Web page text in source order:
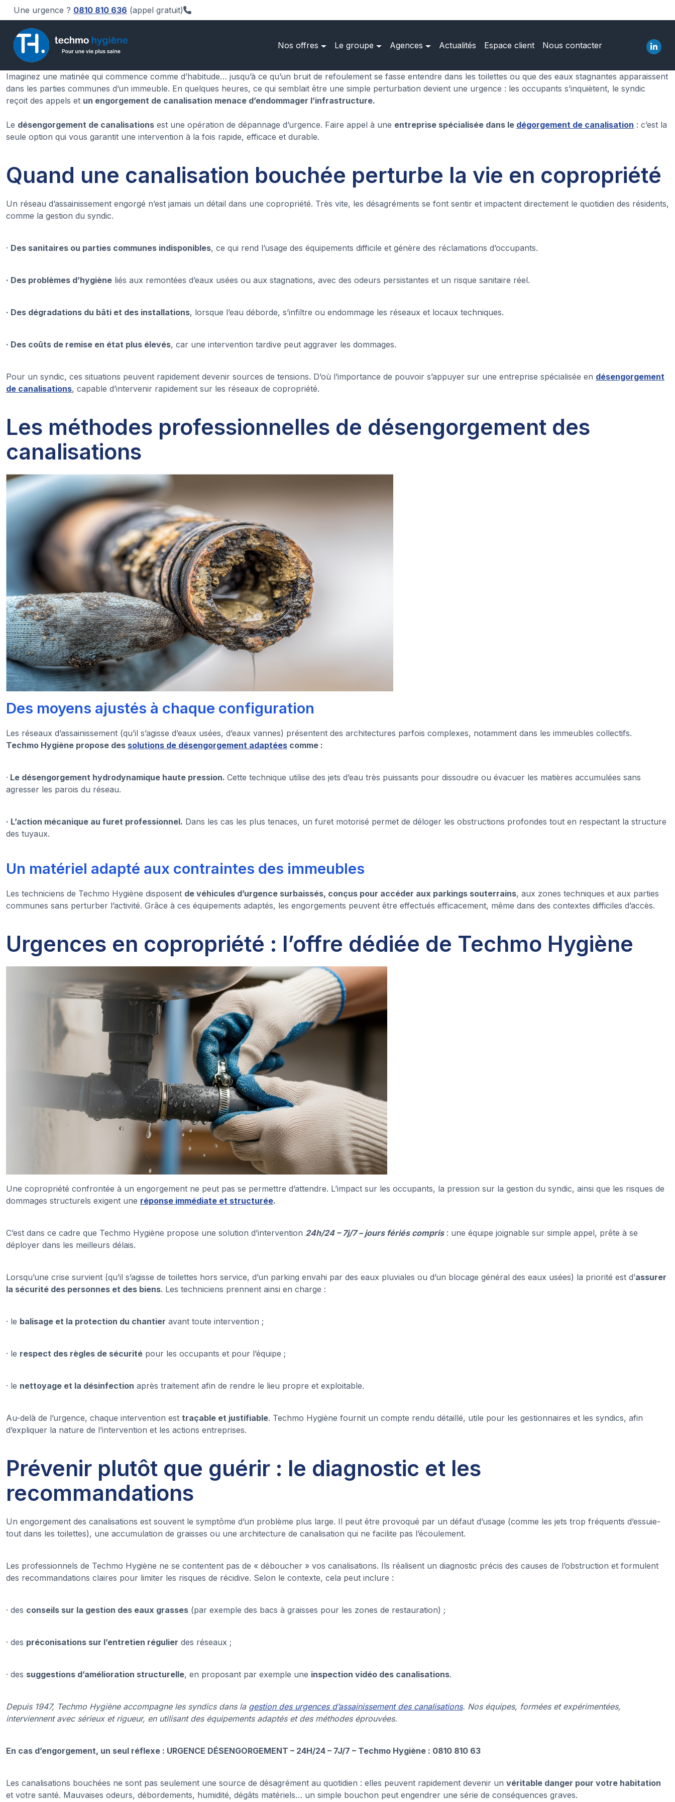
Une urgence ? 0810 810 636 (appel gratuit)
Nos offres Le groupe Agences Actualités Espace client Nous contacter
Imaginez une matinée qui commence comme d’habitude… jusqu’à ce qu’un bruit de refoulement se fasse entendre dans les toilettes ou que des eaux stagnantes apparaissent
dans les parties communes d’un immeuble. En quelques heures, ce qui semblait être une simple perturbation devient une urgence : les occupants s’inquiètent, le syndic
reçoit des appels et un engorgement de canalisation menace d’endommager l’infrastructure.
Le désengorgement de canalisations est une opération de dépannage d’urgence. Faire appel à une entreprise spécialisée dans le dégorgement de canalisation : c’est la
seule option qui vous garantit une intervention à la fois rapide, efficace et durable.
Quand une canalisation bouchée perturbe la vie en copropriété
Un réseau d’assainissement engorgé n’est jamais un détail dans une copropriété. Très vite, les désagréments se font sentir et impactent directement le quotidien des résidents,
comme la gestion du syndic.
· Des sanitaires ou parties communes indisponibles, ce qui rend l’usage des équipements difficile et génère des réclamations d’occupants.
· Des problèmes d’hygiène liés aux remontées d’eaux usées ou aux stagnations, avec des odeurs persistantes et un risque sanitaire réel.
· Des dégradations du bâti et des installations, lorsque l’eau déborde, s’infiltre ou endommage les réseaux et locaux techniques.
· Des coûts de remise en état plus élevés, car une intervention tardive peut aggraver les dommages.
Pour un syndic, ces situations peuvent rapidement devenir sources de tensions. D’où l’importance de pouvoir s’appuyer sur une entreprise spécialisée en désengorgement
de canalisations, capable d’intervenir rapidement sur les réseaux de copropriété.
Les méthodes professionnelles de désengorgement des
canalisations
Des moyens ajustés à chaque configuration
Les réseaux d’assainissement (qu’il s’agisse d’eaux usées, d’eaux vannes) présentent des architectures parfois complexes, notamment dans les immeubles collectifs.
Techmo Hygiène propose des solutions de désengorgement adaptées comme :
· Le désengorgement hydrodynamique haute pression. Cette technique utilise des jets d’eau très puissants pour dissoudre ou évacuer les matières accumulées sans
agresser les parois du réseau.
· L’action mécanique au furet professionnel. Dans les cas les plus tenaces, un furet motorisé permet de déloger les obstructions profondes tout en respectant la structure
des tuyaux.
Un matériel adapté aux contraintes des immeubles
Les techniciens de Techmo Hygiène disposent de véhicules d’urgence surbaissés, conçus pour accéder aux parkings souterrains, aux zones techniques et aux parties
communes sans perturber l’activité. Grâce à ces équipements adaptés, les engorgements peuvent être effectués efficacement, même dans des contextes difficiles d’accès.
Urgences en copropriété : l’offre dédiée de Techmo Hygiène
Une copropriété confrontée à un engorgement ne peut pas se permettre d’attendre. L’impact sur les occupants, la pression sur la gestion du syndic, ainsi que les risques de
dommages structurels exigent une réponse immédiate et structurée.
C’est dans ce cadre que Techmo Hygiène propose une solution d’intervention 24h/24 – 7j/7 – jours fériés compris: une équipe joignable sur simple appel, prête à se
déployer dans les meilleurs délais.
Lorsqu’une crise survient (qu’il s’agisse de toilettes hors service, d’un parking envahi par des eaux pluviales ou d’un blocage général des eaux usées) la priorité est d’assurer
la sécurité des personnes et des biens. Les techniciens prennent ainsi en charge :
· le balisage et la protection du chantier avant toute intervention ;
· le respect des règles de sécurité pour les occupants et pour l’équipe ;
· le nettoyage et la désinfection après traitement afin de rendre le lieu propre et exploitable.
Au-delà de l’urgence, chaque intervention est traçable et justifiable. Techmo Hygiène fournit un compte rendu détaillé, utile pour les gestionnaires et les syndics, afin
d’expliquer la nature de l’intervention et les actions entreprises.
Prévenir plutôt que guérir : le diagnostic et les
recommandations
Un engorgement des canalisations est souvent le symptôme d’un problème plus large. Il peut être provoqué par un défaut d’usage (comme les jets trop fréquents d’essuie-
tout dans les toilettes), une accumulation de graisses ou une architecture de canalisation qui ne facilite pas l’écoulement.
Les professionnels de Techmo Hygiène ne se contentent pas de « déboucher » vos canalisations. Ils réalisent un diagnostic précis des causes de l’obstruction et formulent
des recommandations claires pour limiter les risques de récidive. Selon le contexte, cela peut inclure :
· des conseils sur la gestion des eaux grasses (par exemple des bacs à graisses pour les zones de restauration) ;
· des préconisations sur l’entretien régulier des réseaux ;
· des suggestions d’amélioration structurelle, en proposant par exemple une inspection vidéo des canalisations.
Depuis 1947, Techmo Hygiène accompagne les syndics dans la gestion des urgences d’assainissement des canalisations. Nos équipes, formées et expérimentées,
interviennent avec sérieux et rigueur, en utilisant des équipements adaptés et des méthodes éprouvées.
En cas d’engorgement, un seul réflexe : URGENCE DÉSENGORGEMENT – 24H/24 – 7J/7 – Techmo Hygiène : 0810 810 63
Les canalisations bouchées ne sont pas seulement une source de désagrément au quotidien : elles peuvent rapidement devenir un véritable danger pour votre habitation
et votre santé. Mauvaises odeurs, débordements, humidité, dégâts matériels… un simple bouchon peut engendrer une série de conséquences graves.